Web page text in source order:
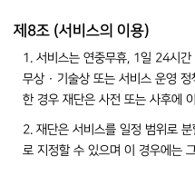
제8조 (서비스의 이용)
1. 서비스는 연중무휴, 1일 24시
무상 · 기술상 또는 서비스 운영
한 경우 재단은 사전 또는 사후에
2. 재단은 서비스를 일정 범위로
로 지정할 수 있으며 이 경우에는